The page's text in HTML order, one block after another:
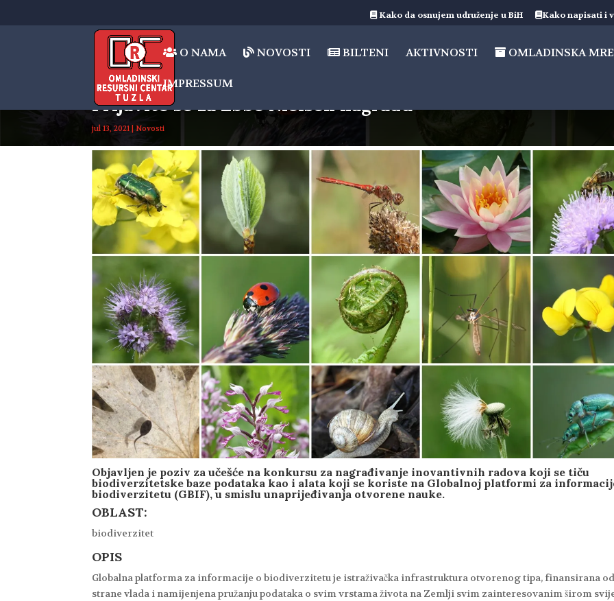
Kako da osnujem udruženje u BiH Kako napisati i
O NAMA NOVOSTI BILTENI AKTIVNOSTI OMLADINSKA
IMPRESSUM
Prijavite se za Ebbe Nielsen nagradu
jul 13, 2021 |Novosti
Objavljen je poziv za učešće na konkursu za nagrađivanje inovantivnih radova koji se tiču
biodiverzitetske baze podataka kao i alata koji se koriste na Globalnoj platformi za
biodiverzitetu (GBIF), u smislu unaprijeđivanja otvorene nauke.
OBLAST:
biodiverzitet
OPIS
Globalna platforma za informacije o biodiverzitetu je istraživačka infrastruktura otvorenog tipa, finansirana od
strane vlada i namijenjena pružanju podataka o svim vrstama života na Zemlji svim zainteresovanim širom